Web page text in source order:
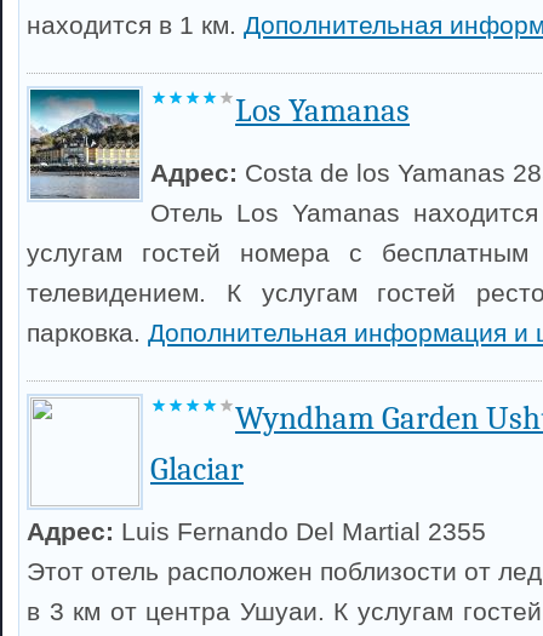
находится в 1 км. Дополнительная
Los Yamanas
Адрес: Costa de los Yamanas
Отель Los Yamanas
услугам гостей номера с
телевидением. К услугам гостей
парковка. Дополнительная информация и
Wyndham Garden
Glaciar
Адрес: Luis Fernando Del Martial 2355
Этот отель расположен поблизости от
в 3 км от центра Ушуаи. К услугам